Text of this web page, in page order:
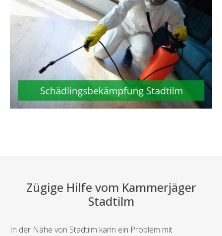
Zügige Hilfe vom Kammerjäger
Stadtilm
In der Nähe von Stadtilm kann ein Problem mit